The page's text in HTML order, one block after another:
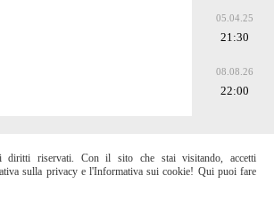
05.04.25
21:30
08.08.26
22:00
riservati. Con il sito che stai visitando, accetti
sulla privacy e l'Informativa sui cookie! Qui puoi fare